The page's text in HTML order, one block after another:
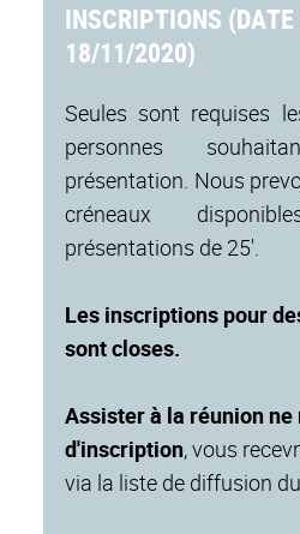
INSCRIPTIONS
18/11/2020)
Seules sont requises
personnes
présentation. Nous
créneaux
présentations de 25'.
Les inscriptions pour
sont closes.
Assister à la réunion
d'inscription, vous
via la liste de diffusion